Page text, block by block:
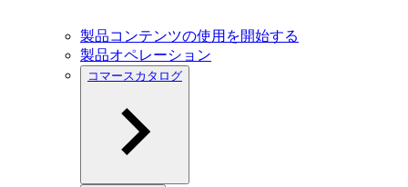
製品コンテンツの使用を開始する
製品オペレーション
コマースカタログ